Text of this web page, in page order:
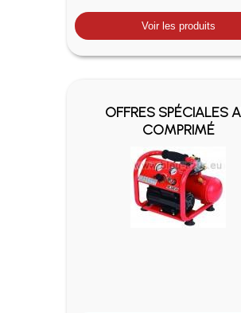
Voir les produits
OFFRES SPÉCIALES
COMPRIMÉ